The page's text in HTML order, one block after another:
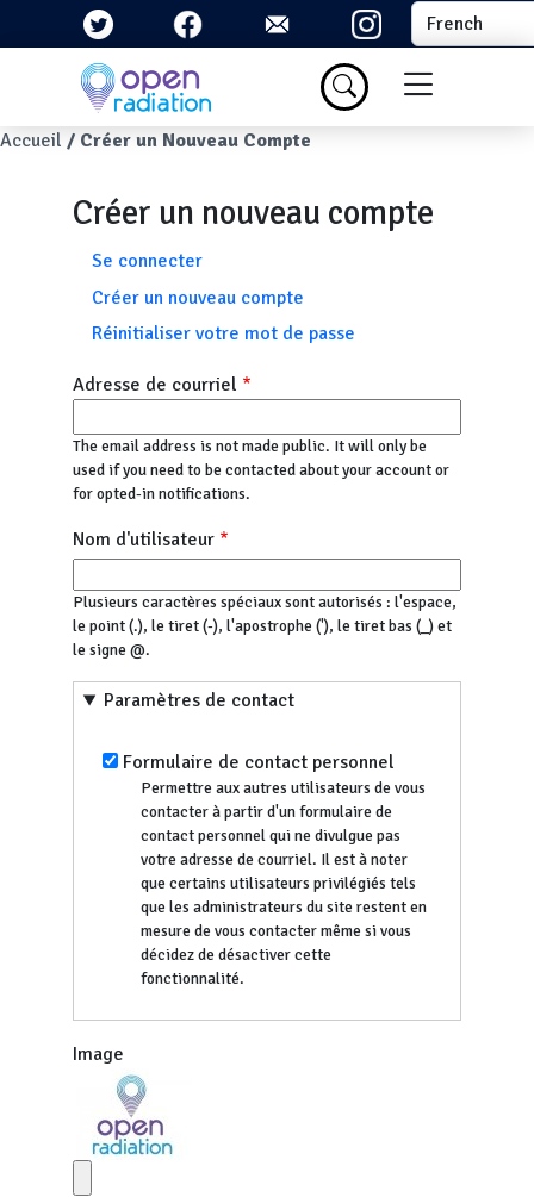
Aller au contenu principal Select your
Menu du
Fil d'Ariane
Accueil Créer un Nouveau Compte
Créer un nouveau compte
Onglets principaux
Se connecter
Créer un nouveau compte
Réinitialiser votre mot de passe
Adresse de courriel
The email address is not made public. It will only be
used if you need to be contacted about your account or
for opted-in notifications.
Nom d'utilisateur
Plusieurs caractères spéciaux sont autorisés : l'espace,
le point (.), le tiret (-), l'apostrophe ('), le tiret bas (_) et
le signe @.
Paramètres de contact
Formulaire de contact personnel
Permettre aux autres utilisateurs de vous
contacter à partir d'un formulaire de
contact personnel qui ne divulgue pas
votre adresse de courriel. Il est à noter
que certains utilisateurs privilégiés tels
que les administrateurs du site restent en
mesure de vous contacter même si vous
décidez de désactiver cette
fonctionnalité.
Image